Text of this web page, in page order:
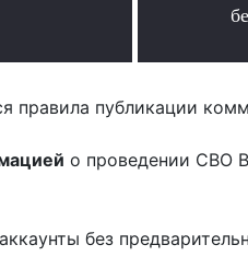
правила публикации
о проведении СВО
без